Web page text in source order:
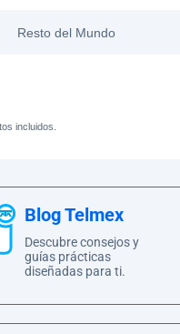
Resto del Mundo
incluidos.
Blog Telmex
Descubre consejos y
guías prácticas
diseñadas para ti.